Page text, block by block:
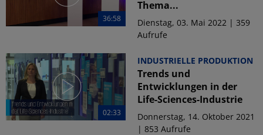
36:58
Thema...
Dienstag, 03. Mai 2022 | 359
Aufrufe
02:33
INDUSTRIELLE PRODUKTION
Trends und
Entwicklungen in der
Life-Sciences-Industrie
Donnerstag, 14. Oktober 2021
| 853 Aufrufe